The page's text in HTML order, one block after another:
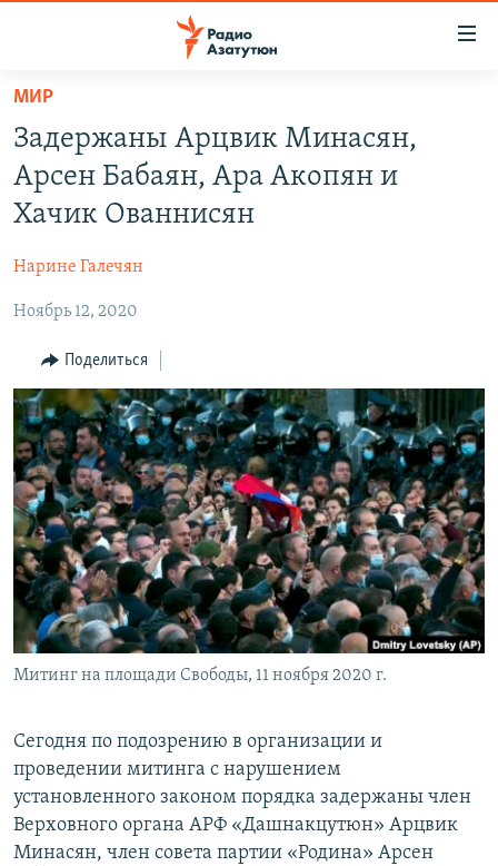
Перейти
основному
содержанию
Перейти
основной
навигации
Перейти
поиску
НОВОСТИ
ПОЛИТИКА
ЭКОНОМИКА
РЕГИОН
НАГОРНЫЙ КАРАБАХ
КУЛЬТУРА
СПОРТ
АРХИВ
Հայերեն
English
Русский
Все сайты Радио Азатутюн
МИР
Задержаны Арцвик Минасян,
Арсен Бабаян, Ара Акопян и
Хачик Ованнисян
Нарине Галечян
Ноябрь 12, 2020
Поделиться
Митинг на площади Свободы, 11 ноября 2020 г.
Сегодня по подозрению в организации и
проведении митинга с нарушением
установленного законом порядка задержаны член
Верховного органа АРФ «Дашнакцутюн» Арцвик
Минасян, член совета партии «Родина» Арсен